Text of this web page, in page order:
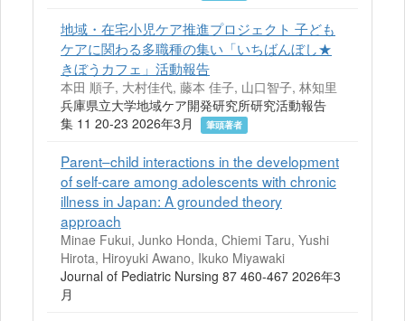
地域・在宅小児ケア推進プロジェクト 子ども
ケアに関わる多職種の集い「いちばんぼし★
きぼうカフェ」活動報告
本田 順子, 大村佳代, 藤本 佳子, 山口智子, 林知里
兵庫県立大学地域ケア開発研究所研究活動報告
集 11 20-23 2026年3月
筆頭著者
Parent–child interactions in the development
of self-care among adolescents with chronic
illness in Japan: A grounded theory
approach
Minae Fukui, Junko Honda, Chiemi Taru, Yushi
Hirota, Hiroyuki Awano, Ikuko Miyawaki
Journal of Pediatric Nursing 87 460-467 2026年3
月